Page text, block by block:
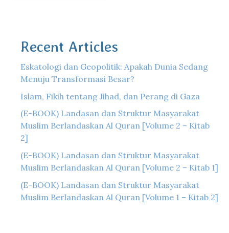
Recent Articles
Eskatologi dan Geopolitik: Apakah Dunia Sedang
Menuju Transformasi Besar?
Islam, Fikih tentang Jihad, dan Perang di Gaza
(E-BOOK) Landasan dan Struktur Masyarakat
Muslim Berlandaskan Al Quran [Volume 2 – Kitab
2]
(E-BOOK) Landasan dan Struktur Masyarakat
Muslim Berlandaskan Al Quran [Volume 2 – Kitab 1]
(E-BOOK) Landasan dan Struktur Masyarakat
Muslim Berlandaskan Al Quran [Volume 1 – Kitab 2]